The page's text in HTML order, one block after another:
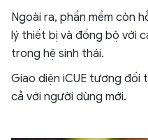
Ngoài ra, phần mềm còn
lý thiết bị và đồng bộ với
trong hệ sinh thái.
Giao diện iCUE tương đối
cả với người dùng mới.